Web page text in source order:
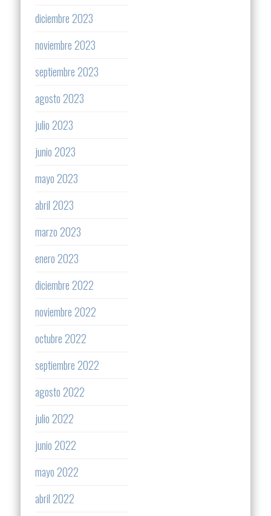
diciembre 2023
noviembre 2023
septiembre 2023
agosto 2023
julio 2023
junio 2023
mayo 2023
abril 2023
marzo 2023
enero 2023
diciembre 2022
noviembre 2022
octubre 2022
septiembre 2022
agosto 2022
julio 2022
junio 2022
mayo 2022
abril 2022